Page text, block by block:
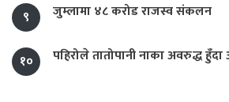
९ जुम्लामा ४८ करोड राजस्व संकलन
१० पहिरोले तातोपानी नाका अवरुद्ध